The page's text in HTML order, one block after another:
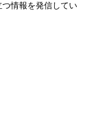
情報を発信してい